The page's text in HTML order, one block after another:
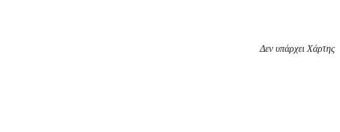
Δεν υπάρχει Χάρτης